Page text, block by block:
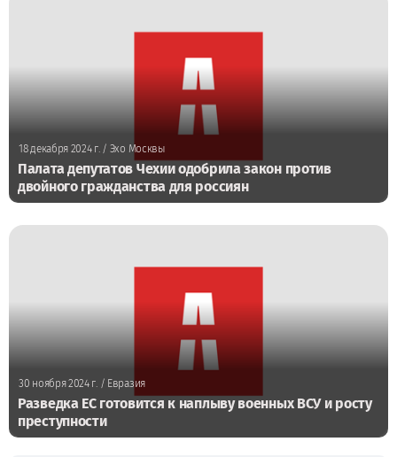
18 декабря 2024 г. / Эхо Москвы
Палата депутатов Чехии одобрила закон против
двойного гражданства для россиян
30 ноября 2024 г./ Евразия
Разведка ЕС готовится к наплыву военных ВСУ и росту
преступности